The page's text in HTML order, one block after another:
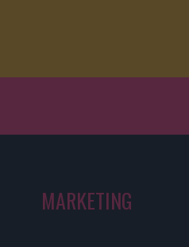
MARKETING